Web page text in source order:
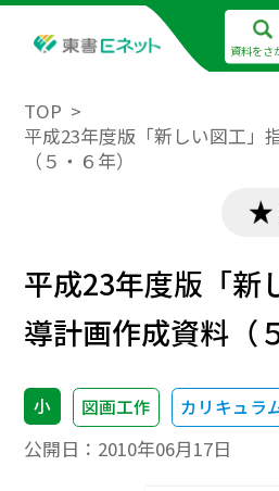
資料をさ
TOP
平成23年度版「新しい図工」
（５・６年）
平成23年度版「新
導計画作成資料（
小 図画工作 カリキュラ
公開日： 2010年06月17日